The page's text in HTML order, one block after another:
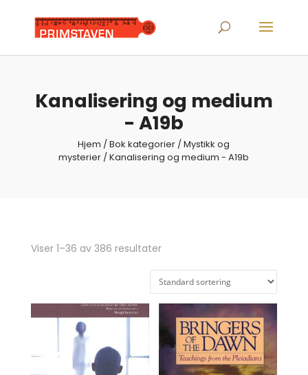
search
Kanalisering og medium
- A19b
Hjem / Bok kategorier /Mystikk og
mysterier / Kanalisering og medium - A19b
Viser 1–36 av 386 resultater